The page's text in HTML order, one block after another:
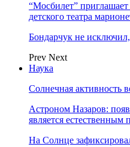
“Мосбилет”
детского театра
Бондарчук не
Prev Next
Наука
Солнечная активность
Астроном Назаров:
является естественным
На Солнце